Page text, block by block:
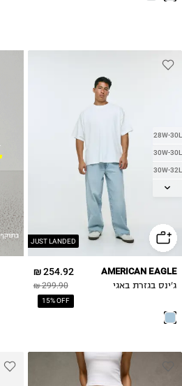
JUST LANDED
28W-30L
30W-30L
30W-32L
31W-32L
33W-32L
34W-30L
34W-32L
38W-32L
254.92 ₪
299.90 ₪
15% OFF
AMERICAN EAGLE
ג'ינס בגזרת באגי